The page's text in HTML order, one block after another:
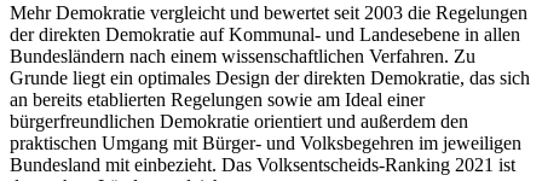
Mehr Demokratie vergleicht und bewertet seit 2003 die Regelungen
der direkten Demokratie auf Kommunal- und Landesebene in allen
Bundesländern nach einem wissenschaftlichen Verfahren. Zu
Grunde liegt ein optimales Design der direkten Demokratie, das sich
an bereits etablierten Regelungen sowie am Ideal einer
bürgerfreundlichen Demokratie orientiert und außerdem den
praktischen Umgang mit Bürger- und Volksbegehren im jeweiligen
Bundesland mit einbezieht. Das Volksentscheids-Ranking 2021 ist